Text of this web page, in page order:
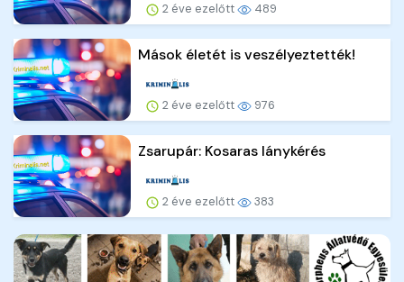
2 éve ezelőtt 489
Mások életét is veszélyeztették!
2 éve ezelőtt 976
Zsarupár: Kosaras lánykérés
2 éve ezelőtt 383